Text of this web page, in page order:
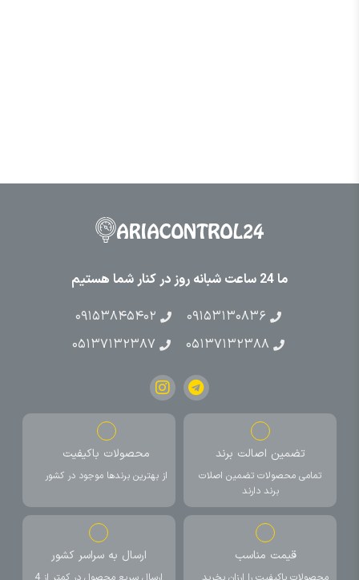
ما 24 ساعت شبانه روز در کنار شما هستیم
۰۹۱۵۳۱۳۰۸۳۶
۰۹۱۵۳۸۴۵۴۰۲
۰۵۱۳۷۱۳۲۳۸۸
۰۵۱۳۷۱۳۲۳۸۷
تضمین اصالت برند
تمامی محصولات تضمین اصلات
برند دارند
محصولات باکیفیت
از بهترین برندها موجود در کشور
قیمت مناسب ارسال به سراسر کشور